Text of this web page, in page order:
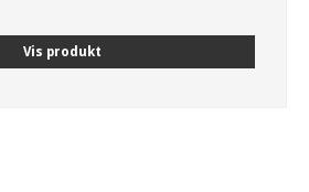
Vis produkt